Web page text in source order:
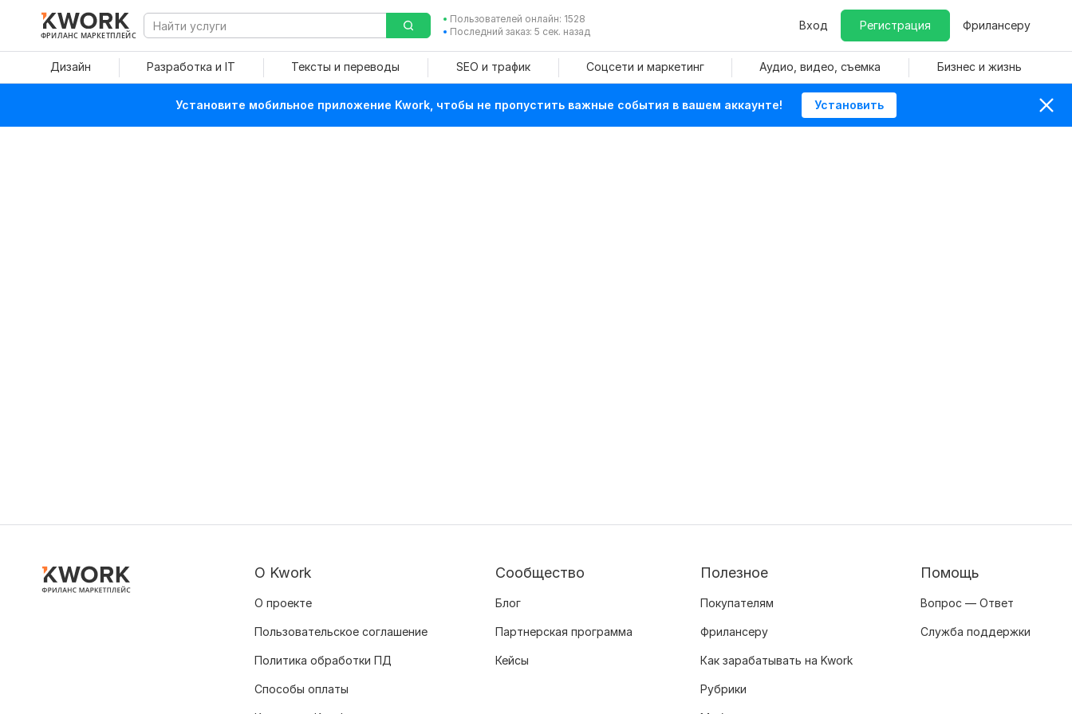
ФРИЛАНС МАРКЕТПЛЕЙС
Пользователей онлайн: 1528
Последний заказ: 5 сек. назад
Вход Регистрация Фрилансеру
Дизайн Разработка и IT Тексты и переводы SEO и трафик Соцсети и маркетинг Аудио, видео, съемка Бизнес и жизнь
Установите мобильное приложение Kwork, чтобы не пропустить важные события в вашем аккаунте! Установить
О Kwork
О проекте
Пользовательское соглашение
Политика обработки ПД
Способы оплаты
Сообщество
Блог
Партнерская программа
Кейсы
Полезное
Покупателям
Фрилансеру
Как зарабатывать на Kwork
Рубрики
Помощь
Вопрос — Ответ
Служба поддержки